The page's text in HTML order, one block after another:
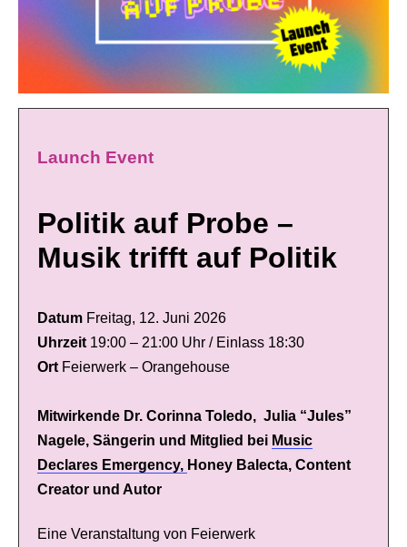
Launch Event
Politik auf Probe –
Musik trifft auf Politik
Datum Freitag, 12. Juni 2026
Uhrzeit 19:00 – 21:00 Uhr / Einlass 18:30
Ort Feierwerk – Orangehouse
Mitwirkende Dr. Corinna Toledo,Julia “Jules”
Nagele, Sängerin und Mitglied bei Music
Declares Emergency, Honey Balecta, Content
Creator und Autor
Eine Veranstaltung von Feierwerk